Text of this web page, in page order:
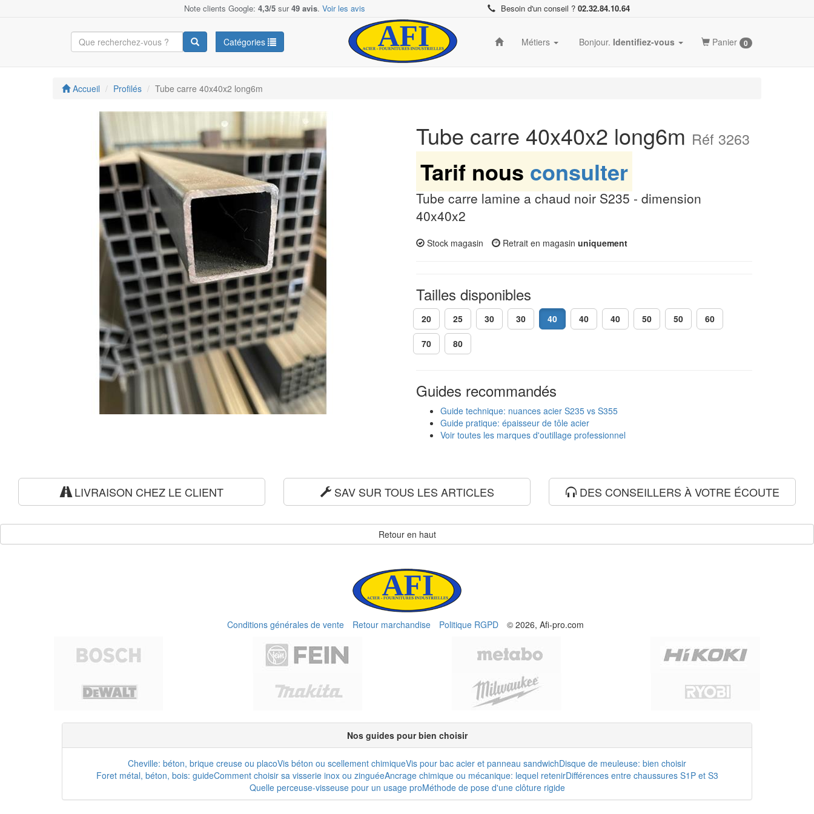
Note clients Google: 4,3/5 sur49 avis. Voir les avis Besoin d'un conseil ? 02.32.84.10.64
Catégories Métiers Bonjour. Identifiez-vous Panier 0
Accueil Profilés Tube carre 40x40x2 long6m
Tube carre 40x40x2 long6m Réf 3263
Tarif nous consulter
Tube carre lamine a chaud noir S235 - dimension
40x40x2
Stock magasin Retrait en magasin uniquement
Tailles disponibles
20 25 30 30 40 40 40 50 50 60
70 80
Guides recommandés
Guide technique: nuances acier S235 vs S355
Guide pratique: épaisseur de tôle acier
Voir toutes les marques d'outillage professionnel
LIVRAISON CHEZ LE CLIENT SAV SUR TOUS LES ARTICLES DES CONSEILLERS À VOTRE ÉCOUTE
Retour en haut
Conditions générales de vente Retour marchandise Politique RGPD © 2026, Afi-pro.com
Nos guides pour bien choisir
Cheville: béton, brique creuse ou placoVis béton ou scellement chimiqueVis pour bac acier et panneau sandwichDisque de meuleuse: bien choisir
Foret métal, béton, bois: guideComment choisir sa visserie inox ou zinguéeAncrage chimique ou mécanique: lequel retenirDifférences entre chaussures S1P et S3
Quelle perceuse-visseuse pour un usage proMéthode de pose d'une clôture rigide